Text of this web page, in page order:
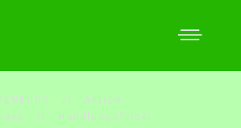
Aktion
Handlungsfelder